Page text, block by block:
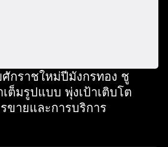
กราชใหม่ปีมังกรทอง ชู
ต็มรูปแบบ พุ่งเป้าเติบโต
ขายและการบริการ